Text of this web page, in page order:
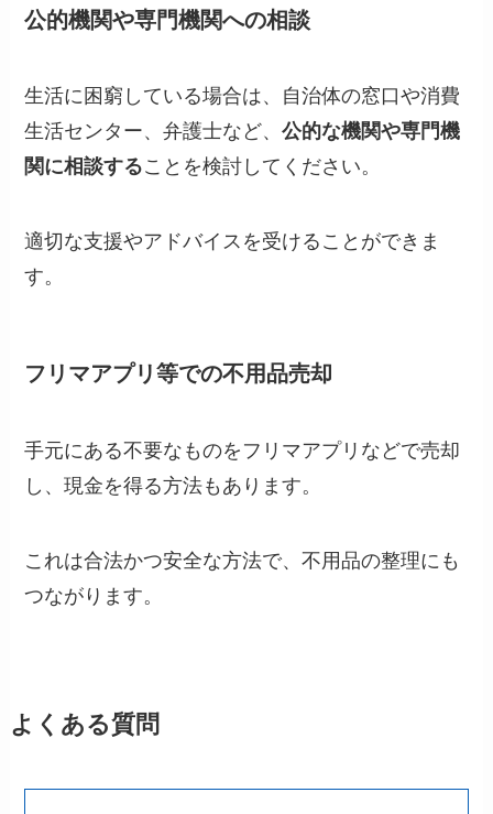
公的機関や専門機関への相談
生活に困窮している場合は、自治体の窓口や消費
生活センター、弁護士など、公的な機関や専門機
関に相談することを検討してください。
適切な支援やアドバイスを受けることができま
す。
フリマアプリ等での不用品売却
手元にある不要なものをフリマアプリなどで売却
し、現金を得る方法もあります。
これは合法かつ安全な方法で、不用品の整理にも
つながります。
よくある質問